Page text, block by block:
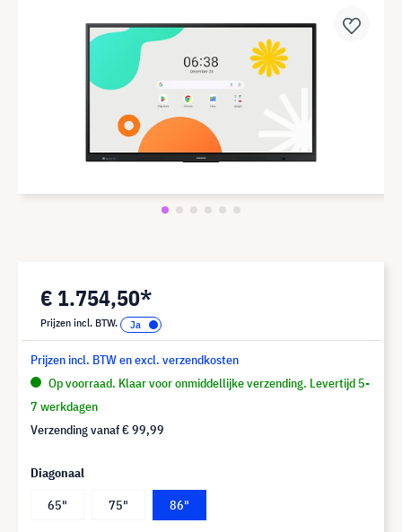
€ 1.754,50*
Prijzen incl. BTW.
Prijzen incl. BTW en excl. verzendkosten
Op voorraad. Klaar voor onmiddellijke verzending. Levertijd 5-
7 werkdagen
Verzending vanaf€ 99,99
Diagonaal
65"
75" 86"